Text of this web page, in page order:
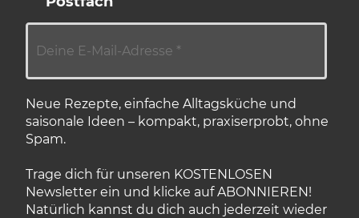
Neue Rezepte, einfache Alltagsküche und
saisonale Ideen – kompakt, praxiserprobt, ohne
Spam.
Trage dich für unseren KOSTENLOSEN
Newsletter ein und klicke auf ABONNIEREN!
Natürlich kannst du dich auch jederzeit wieder